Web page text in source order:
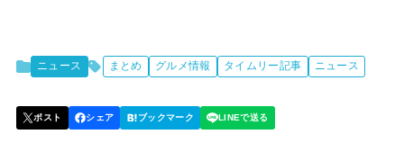
ニュース まとめ グルメ情報 タイムリー記事 ニュース